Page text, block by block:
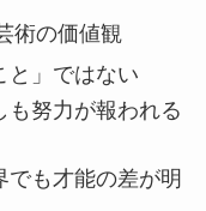
術の価値観
と」ではない
も努力が報われる
も才能の差が明